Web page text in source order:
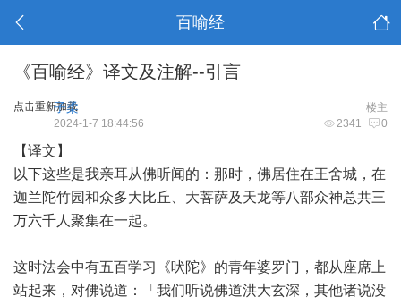
百喻经
《百喻经》译文及注解--引言
点击重新加载 楼主
子柔
2341 0
2024-1-7 18:44:56
【译文】
以下这些是我亲耳从佛听闻的：那时，佛居住在王舍城，在
迦兰陀竹园和众多大比丘、大菩萨及天龙等八部众神总共三
万六千人聚集在一起。
这时法会中有五百学习《吠陀》的青年婆罗门，都从座席上
站起来，对佛说道：「我们听说佛道洪大玄深，其他诸说没